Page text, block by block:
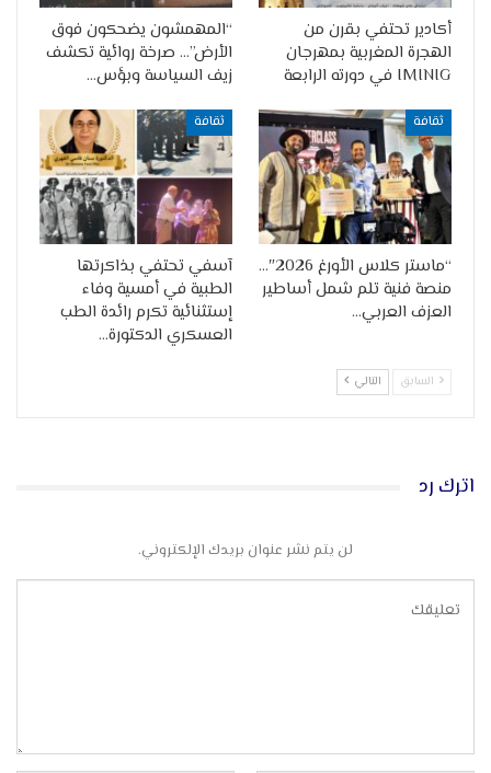
أكادير تحتفي بقرن من
الهجرة المغربية بمهرجان
IMINIG في دورته الرابعة
“المهمشون يضحكون فوق
الأرض”… صرخة روائية تكشف
زيف السياسة وبؤس…
ثقافة
“ماستر كلاس الأورغ 2026″…
منصة فنية تلم شمل أساطير
العزف العربي…
ثقافة
آسفي تحتفي بذاكرتها
الطبية في أمسية وفاء
إستثنائية تكرم رائدة الطب
العسكري الدكتورة…
السابق التالي
اترك رد
لن يتم نشر عنوان بريدك الإلكتروني.